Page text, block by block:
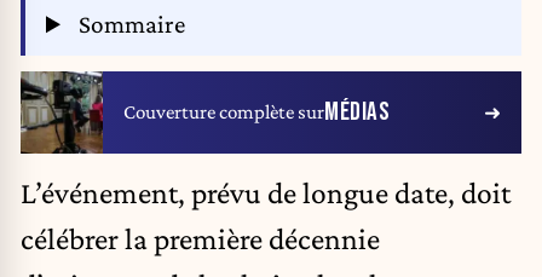
Sommaire
Couverture complète surMÉDIAS
L’événement, prévu de longue date, doit
célébrer la première décennie